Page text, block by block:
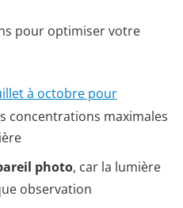
pour optimiser votre
à octobre pour
concentrations maximales
photo, car la lumière
observation